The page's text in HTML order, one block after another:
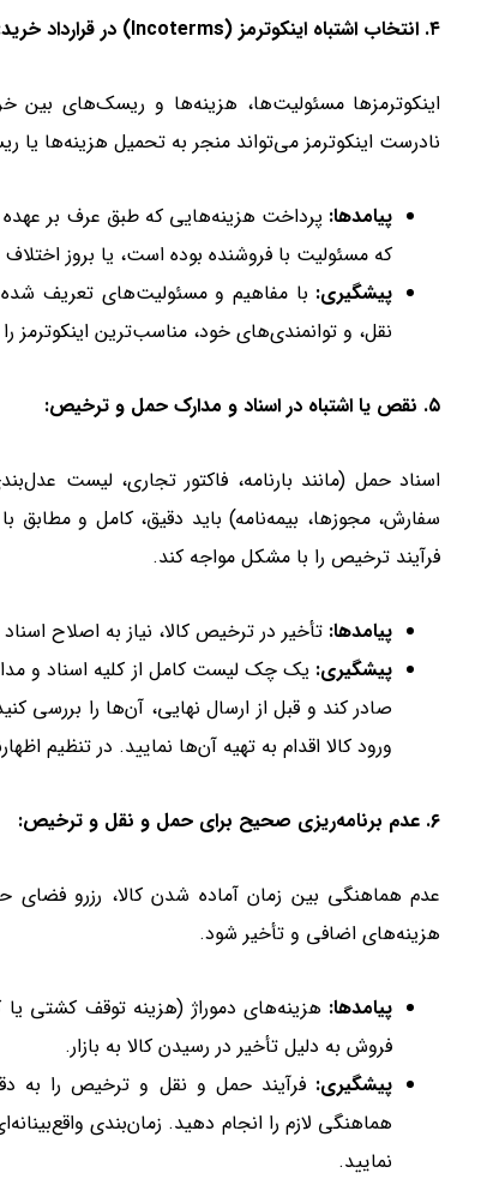
۴. انتخاب اشتباه اینکوترمز (Incoterms) در قرارداد خرید:
اینکوترمزها مسئولیت‌ها، هزینه‌ها و ریسک‌های بین
نادرست اینکوترمز می‌تواند منجر به تحمیل هزینه‌ها یا
پیامدها: پرداخت هزینه‌هایی که طبق عرف بر
که مسئولیت با فروشنده بوده است، یا بروز
پیشگیری: با مفاهیم و مسئولیت‌های تعریف
نقل، و توانمندی‌های خود، مناسب‌ترین اینکوترمز
۵. نقص یا اشتباه در اسناد و مدارک حمل و ترخیص:
اسناد حمل (مانند بارنامه، فاکتور تجاری، لیست
سفارش، مجوزها، بیمه‌نامه) باید دقیق، کامل و مطابق
فرآیند ترخیص را با مشکل مواجه کند.
پیامدها: تأخیر در ترخیص کالا، نیاز به اصلاح
پیشگیری: یک چک لیست کامل از کلیه اسناد و
صادر کند و قبل از ارسال نهایی، آن‌ها را بررسی
ورود کالا اقدام به تهیه آن‌ها نمایید. در تنظیم
۶. عدم برنامه‌ریزی صحیح برای حمل و نقل و ترخیص:
عدم هماهنگی بین زمان آماده شدن کالا، رزرو فضای
هزینه‌های اضافی و تأخیر شود.
پیامدها: هزینه‌های دموراژ (هزینه توقف کشتی
فروش به دلیل تأخیر در رسیدن کالا به بازار.
پیشگیری: فرآیند حمل و نقل و ترخیص را به
هماهنگی لازم را انجام دهید. زمان‌بندی
نمایید.